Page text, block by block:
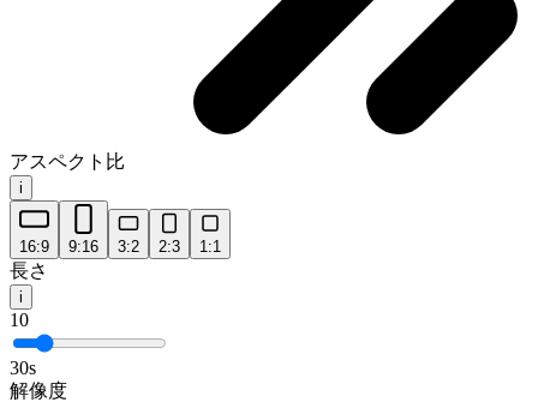
アスペクト比
i
16:9 9:16 3:2 2:3 1:1
長さ
i
10
30s
解像度